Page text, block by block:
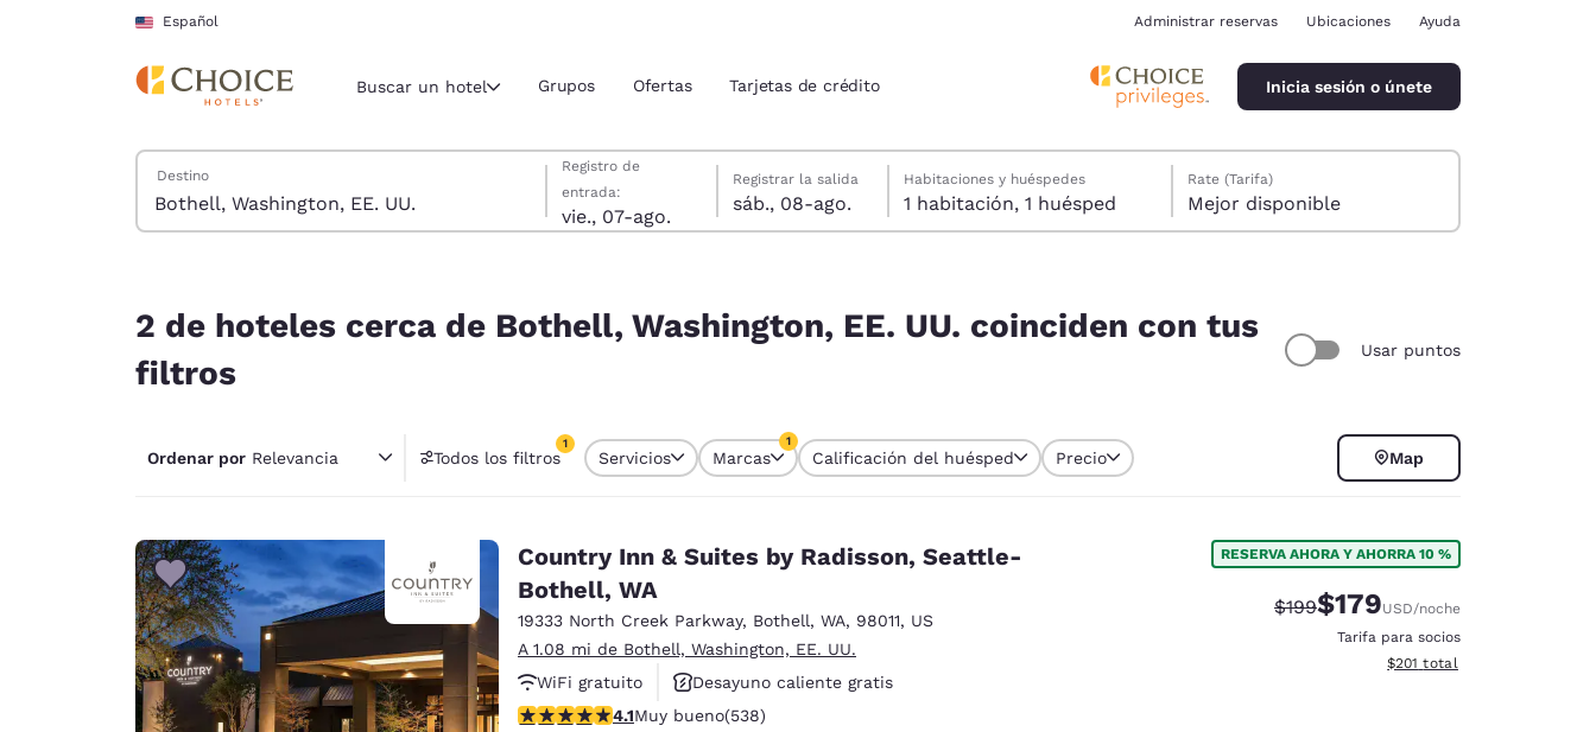
Pasar A Contenido Principal
Español
Región y ubicación actuales
Estados Unidos
América
América Latina Latin America
English
Canada
English
Español English
Europa
Deutschland
Deutsch
Germany
Spain France
Administrar reservas Ubicaciones Ayuda
Buscar un hotel Grupos Ofertas Tarjetas de crédito Inicia sesión o únete
Buscar hoteles
Destino
viernes, 7 de agosto
Registro de
entrada:
vie., 07-ago.
sábado, 8 de agosto
Registrar la salida
sáb., 08-ago.
sábado, 8 de agosto fecha de check-out seleccionada
viernes, 7 de agosto fecha de check-in seleccionada
Habitaciones y huéspedes
1 habitación, 1 huésped
Rate (Tarifa)
Mejor disponible
2 de hoteles cerca de Bothell, Washington, EE. UU. coinciden con tus
filtros
Usar puntos
Ordenar por Relevancia Todos los filtros
1
1 filtro seleccionado actualmente
Servicios Marcas
1
Calificación del huésped Precio Map
Country Inn & Suites by Radisson, Seattle-
Bothell, WA
19333 North Creek Parkway, Bothell, WA, 98011, US
A 1.08 mi de Bothell, Washington, EE. UU.
WiFi gratuito
Desayuno caliente gratis
Se aceptan mascotas
calificación de 4.09 estrellas. Muy bueno. 538 reseñas
4.1Muy bueno(538)
RESERVA AHORA Y AHORRA 10 %
Precio tachado:
$199Precio con descuento:
$179USD/noche
Tarifa para socios
Ver detalles del total
$201 total